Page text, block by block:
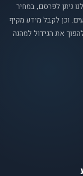
ניתן לפרסם, במחיר
וכן לקבל מידע מקיף
את הגידול למהנה